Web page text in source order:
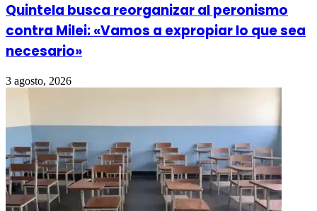
Quintela busca reorganizar al peronismo
contra Milei: «Vamos a expropiar lo que sea
necesario»
3 agosto, 2026